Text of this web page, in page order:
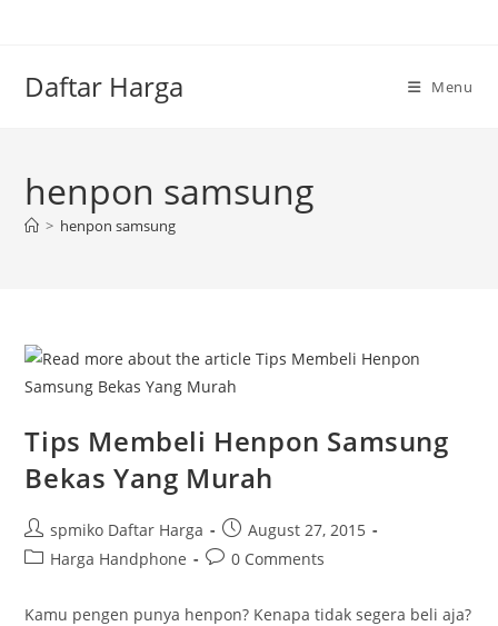
Daftar Harga Menu
henpon samsung
> henpon samsung
Tips Membeli Henpon Samsung
Bekas Yang Murah
Post
author:
spmiko Daftar Harga
Post
published:
August 27, 2015
PostHarga Handphone
Post0 Comments
Kamu pengen punya henpon? Kenapa tidak segera beli aja?